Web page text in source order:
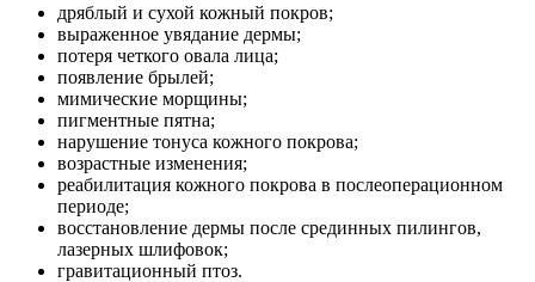
дряблый и сухой кожный покров;
выраженное увядание дермы;
потеря четкого овала лица;
появление брылей;
мимические морщины;
пигментные пятна;
нарушение тонуса кожного покрова;
возрастные изменения;
реабилитация кожного покрова в послеоперационном
периоде;
восстановление дермы после срединных пилингов,
лазерных шлифовок;
гравитационный птоз.